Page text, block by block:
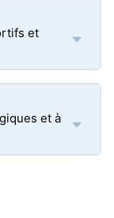
et
et à